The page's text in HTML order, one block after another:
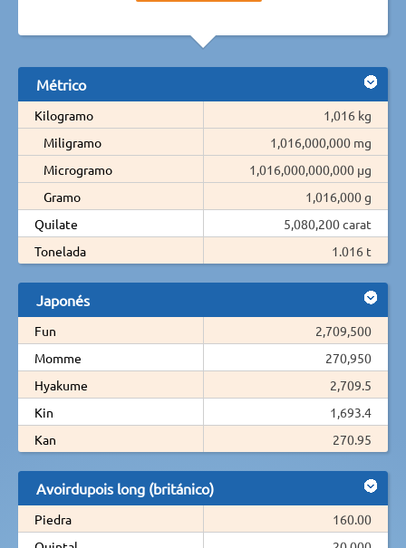
Métrico
Kilogramo
1,016 kg
Miligramo
1,016,000,000 mg
Microgramo
1,016,000,000,000 µg
Gramo
1,016,000 g
Quilate
5,080,200 carat
Tonelada
1.016 t
Japonés
Fun
2,709,500
Momme
270,950
Hyakume
2,709.5
Kin
1,693.4
Kan
270.95
Avoirdupois long (británico)
Piedra
160.00